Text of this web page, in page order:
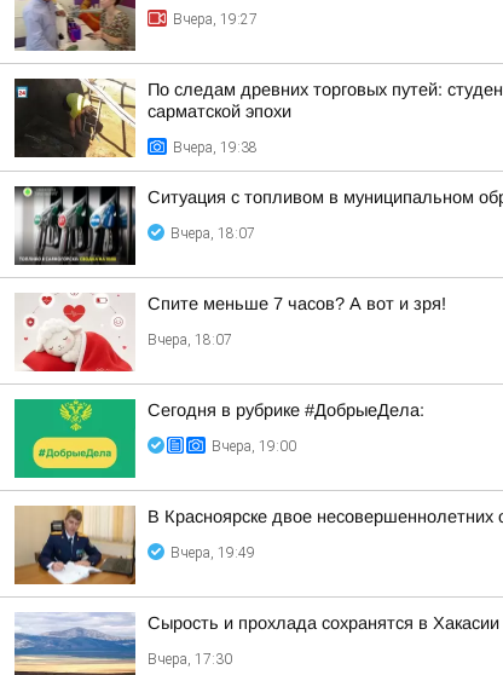
Вчера, 19:27
По следам древних торговых путей:
сарматской эпохи
Вчера, 19:38
Ситуация с топливом в муниципальном
Вчера, 18:07
Спите меньше 7 часов? А вот и зря!
Вчера, 18:07
Сегодня в рубрике #ДобрыеДела:
Вчера, 19:00
В Красноярске двое
Вчера, 19:49
Сырость и прохлада сохранятся в
Вчера, 17:30